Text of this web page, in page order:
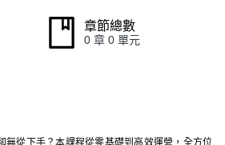
章節總數
0 章 0 單元
無從下手？本課程從零基礎到高效運營，全方位